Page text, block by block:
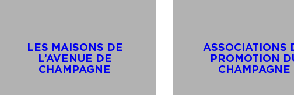
LES MAISONS DE
L’AVENUE DE
CHAMPAGNE
ASSOCIATIONS
PROMOTION
CHAMPAGNE